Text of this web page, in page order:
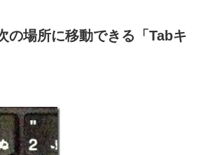
の場所に移動できる「Tabキ